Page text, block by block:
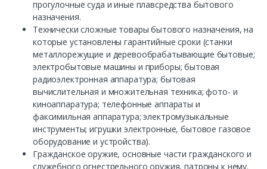
прогулочные суда и иные плавсредства бытового
назначения.
Технически сложные товары бытового назначения, на
которые установлены гарантийные сроки (станки
металлорежущие и деревообрабатывающие бытовые;
электробытовые машины и приборы; бытовая
радиоэлектронная аппаратура; бытовая
вычислительная и множительная техника; фото- и
киноаппаратура; телефонные аппараты и
факсимильная аппаратура; электромузыкальные
инструменты; игрушки электронные, бытовое газовое
оборудование и устройства).
Гражданское оружие, основные части гражданского и
служебного огнестрельного оружия, патроны к нему.